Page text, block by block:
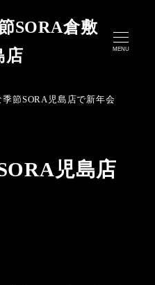
MENU
季節SORA児島店で新年会
児島店